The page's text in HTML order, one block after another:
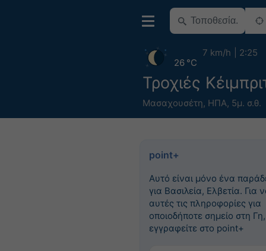
Τροχιές
Μασαχουσέτη, ΗΠΑ, 5μ. σ.θ.
26 °C
7 km/h 2:25
point+
Αυτό είναι μόνο ένα
για Βασιλεία, Ελβετία. Για
αυτές τις πληροφορίες για
οποιοδήποτε σημείο στη Γη,
εγγραφείτε στο point+